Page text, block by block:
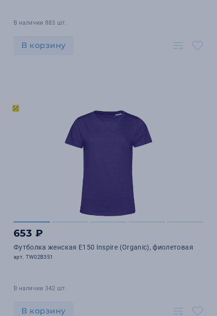
В наличии 883 шт.
В корзину
653 ₽
Футболка женская E150 Inspire (Organic), фиолетовая
арт. TW02B351
В наличии 342 шт.
В корзину